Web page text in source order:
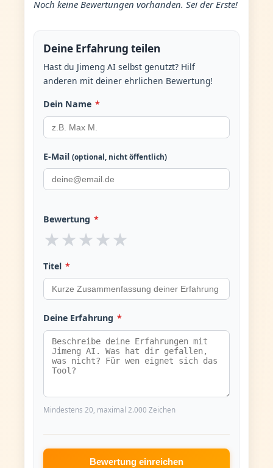
Noch keine Bewertungen vorhanden. Sei der Erste!
Deine Erfahrung teilen
Hast du Jimeng AI selbst genutzt? Hilf
anderen mit deiner ehrlichen Bewertung!
Dein Name *
E-Mail (optional, nicht öffentlich)
Bewertung *
★ ★ ★ ★ ★
Titel *
Deine Erfahrung *
Mindestens 20, maximal 2.000 Zeichen
Bewertung einreichen